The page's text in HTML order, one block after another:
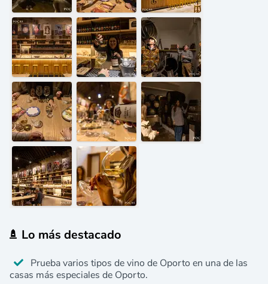
Lo más destacado
Prueba varios tipos de vino de Oporto en una de las
casas más especiales de Oporto.